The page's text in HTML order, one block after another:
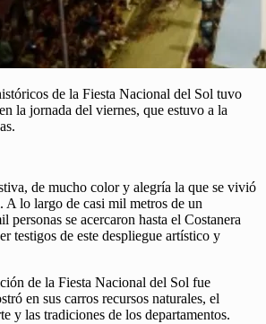
de la Fiesta Nacional del Sol tuvo
la jornada del viernes, que estuvo a la
de mucho color y alegría la que se vivió
A lo largo de casi mil metros de un
personas se acercaron hasta el Costanera
testigos de este despliegue artístico y
de la Fiesta Nacional del Sol fue
en sus carros recursos naturales, el
y las tradiciones de los departamentos.